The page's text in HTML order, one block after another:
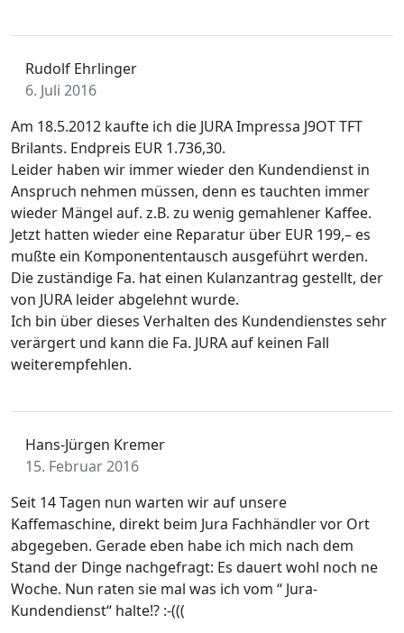
Rudolf Ehrlinger
6. Juli 2016
Am 18.5.2012 kaufte ich die JURA Impressa J9OT TFT
Brilants. Endpreis EUR 1.736,30.
Leider haben wir immer wieder den Kundendienst in
Anspruch nehmen müssen, denn es tauchten immer
wieder Mängel auf. z.B. zu wenig gemahlener Kaffee.
Jetzt hatten wieder eine Reparatur über EUR 199,– es
mußte ein Komponententausch ausgeführt werden.
Die zuständige Fa. hat einen Kulanzantrag gestellt, der
von JURA leider abgelehnt wurde.
Ich bin über dieses Verhalten des Kundendienstes sehr
verärgert und kann die Fa. JURA auf keinen Fall
weiterempfehlen.
Hans-Jürgen Kremer
15. Februar 2016
Seit 14 Tagen nun warten wir auf unsere
Kaffemaschine, direkt beim Jura Fachhändler vor Ort
abgegeben. Gerade eben habe ich mich nach dem
Stand der Dinge nachgefragt: Es dauert wohl noch ne
Woche. Nun raten sie mal was ich vom “ Jura-
Kundendienst“ halte!? :-(((